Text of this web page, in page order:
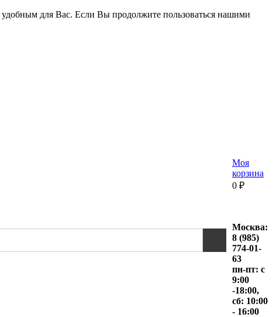
для Вас. Если Вы продолжите пользоваться нашими
Моя
корзина
0 ₽
Москва:
8 (985)
774-01-
63
пн-пт: с
9:00
-18:00,
сб: 10:00
- 16:00